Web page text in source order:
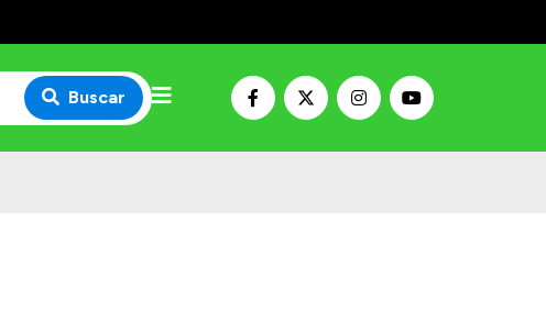
Buscar